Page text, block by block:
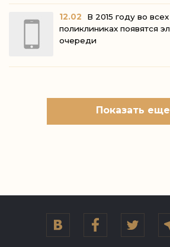
12.02
В 2015 году во
поликлиниках появятся
очереди
Показать еще